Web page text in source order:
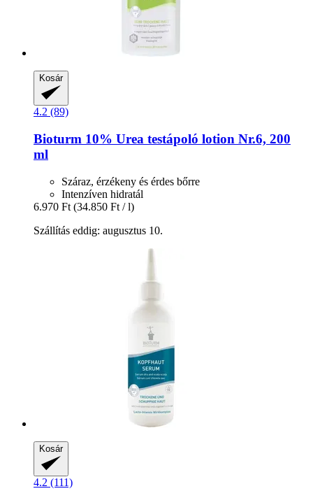
Kosár
4.2 (89)
Bioturm 10% Urea testápoló lotion Nr.6, 200
ml
Száraz, érzékeny és érdes bőrre
Intenzíven hidratál
6.970 Ft (34.850 Ft / l)
Szállítás eddig: augusztus 10.
Kosár
4.2 (111)